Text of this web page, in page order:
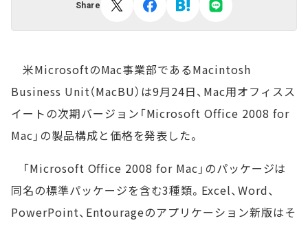
Share
米MicrosoftのMac事業部であるMacintosh
Business Unit（MacBU）は9月24日、Mac用オフィスス
イートの次期バージョン「Microsoft Office 2008 for
Mac」の製品構成と価格を発表した。
「Microsoft Office 2008 for Mac」のパッケージは
同名の標準パッケージを含む3種類。Excel、Word、
PowerPoint、Entourageのアプリケーション新版はそ